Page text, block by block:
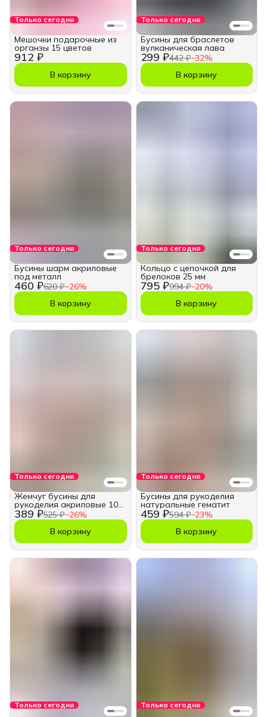
Только сегодня
912 ₽
Мешочки подарочные из
органзы 15 цветов
В корзину
Только сегодня
299 ₽442 ₽−32%
Бусины для браслетов
вулканическая лава
В корзину
Только сегодня
460 ₽620 ₽−26%
Бусины шарм акриловые
под металл
В корзину
Только сегодня
795 ₽994 ₽−20%
Кольцо с цепочкой для
брелоков 25 мм
В корзину
Только сегодня
389 ₽525 ₽−26%
Жемчуг бусины для
рукоделия акриловые 10
мм
В корзину
Только сегодня
459 ₽594 ₽−23%
Бусины для рукоделия
натуральные гематит
В корзину
Только сегодня Только сегодня